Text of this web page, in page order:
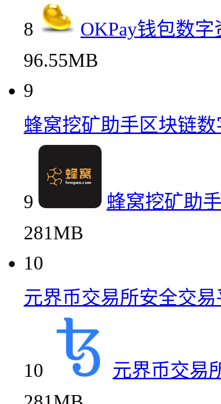
8
OKPay钱包数
96.55MB
9
蜂窝挖矿助手区块链
9
蜂窝挖矿助
281MB
10
元界币交易所安全交
10
元界币交易